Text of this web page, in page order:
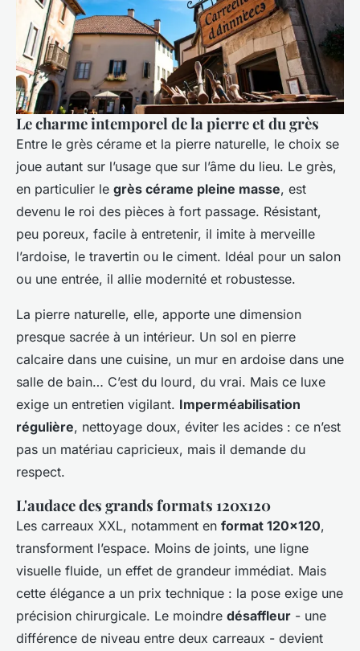
Le charme intemporel de la pierre et du grès
Entre le grès cérame et la pierre naturelle, le choix se
joue autant sur l’usage que sur l’âme du lieu. Le grès,
en particulier le grès cérame pleine masse, est
devenu le roi des pièces à fort passage. Résistant,
peu poreux, facile à entretenir, il imite à merveille
l’ardoise, le travertin ou le ciment. Idéal pour un salon
ou une entrée, il allie modernité et robustesse.
La pierre naturelle, elle, apporte une dimension
presque sacrée à un intérieur. Un sol en pierre
calcaire dans une cuisine, un mur en ardoise dans une
salle de bain… C’est du lourd, du vrai. Mais ce luxe
exige un entretien vigilant. Imperméabilisation
régulière, nettoyage doux, éviter les acides : ce n’est
pas un matériau capricieux, mais il demande du
respect.
L'audace des grands formats 120x120
Les carreaux XXL, notamment en format 120x120,
transforment l’espace. Moins de joints, une ligne
visuelle fluide, un effet de grandeur immédiat. Mais
cette élégance a un prix technique : la pose exige une
précision chirurgicale. Le moindre désaffleur - une
différence de niveau entre deux carreaux - devient